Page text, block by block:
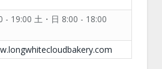
- 19:00 土・日 8:00 - 18:00